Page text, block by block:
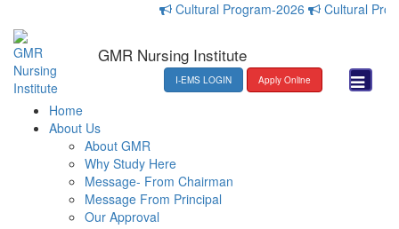
Cultural Program-2026 Cultural
GMR Nursing Institute
I-EMS LOGIN Apply Online
Home
About Us
About GMR
Why Study Here
Message- From Chairman
Message From Principal
Our Approval